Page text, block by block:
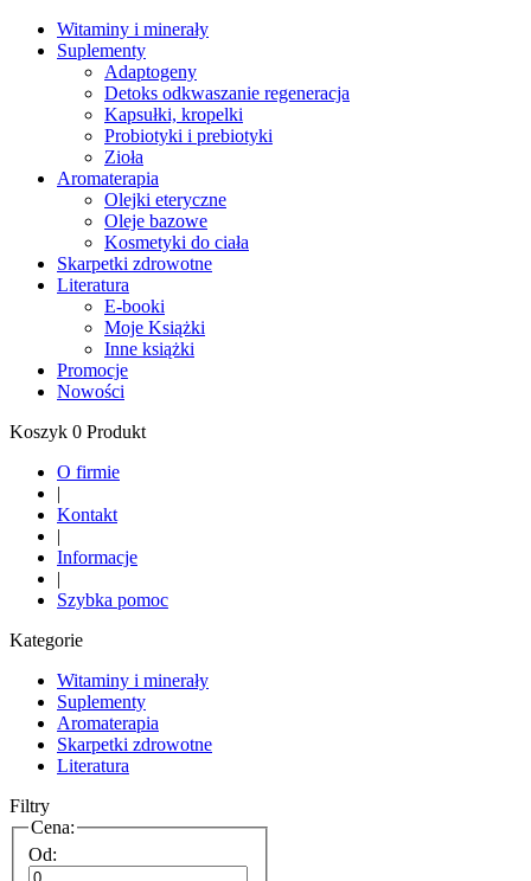
Witaminy i minerały
Suplementy
Adaptogeny
Detoks odkwaszanie regeneracja
Kapsułki, kropelki
Probiotyki i prebiotyki
Zioła
Aromaterapia
Olejki eteryczne
Oleje bazowe
Kosmetyki do ciała
Skarpetki zdrowotne
Literatura
E-booki
Moje Książki
Inne książki
Promocje
Nowości
Koszyk 0 Produkt
O firmie
|
Kontakt
|
Informacje
|
Szybka pomoc
Kategorie
Witaminy i minerały
Suplementy
Aromaterapia
Skarpetki zdrowotne
Literatura
Filtry
Cena:
Od: